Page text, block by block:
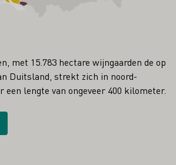
met 15.783 hectare wijngaarden de op
Duitsland, strekt zich in noord-
een lengte van ongeveer 400 kilometer.